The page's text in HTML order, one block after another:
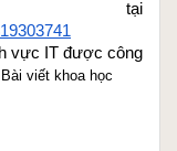
trình có hệ thống
quan tới truy cập cơ
vực IT được công
Bài viết khoa học